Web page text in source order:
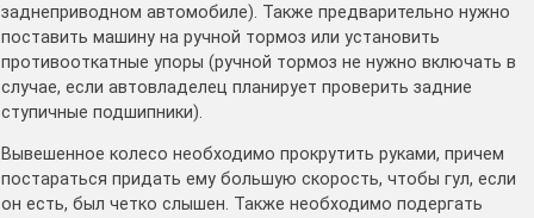
заднеприводном автомобиле). Также предварительно нужно
поставить машину на ручной тормоз или установить
противооткатные упоры (ручной тормоз не нужно включать в
случае, если автовладелец планирует проверить задние
ступичные подшипники).
Вывешенное колесо необходимо прокрутить руками, причем
постараться придать ему большую скорость, чтобы гул, если
он есть, был четко слышен. Также необходимо подергать